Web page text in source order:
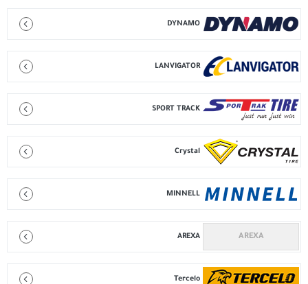
DYNAMO
LANVIGATOR
SPORT TRACK
Crystal
MINNELL
AREXA
Tercelo